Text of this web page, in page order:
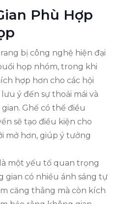
Phù Hợp
bị công nghệ hiện đại
họp nhóm, trong khi
hợp hơn cho các hội
ý đến sự thoải mái và
Ghế có thể điều
sẽ tạo điều kiện cho
mở hơn, giúp ý tưởng
một yếu tố quan trọng
gian có nhiều ánh sáng tự
căng thẳng mà còn kích